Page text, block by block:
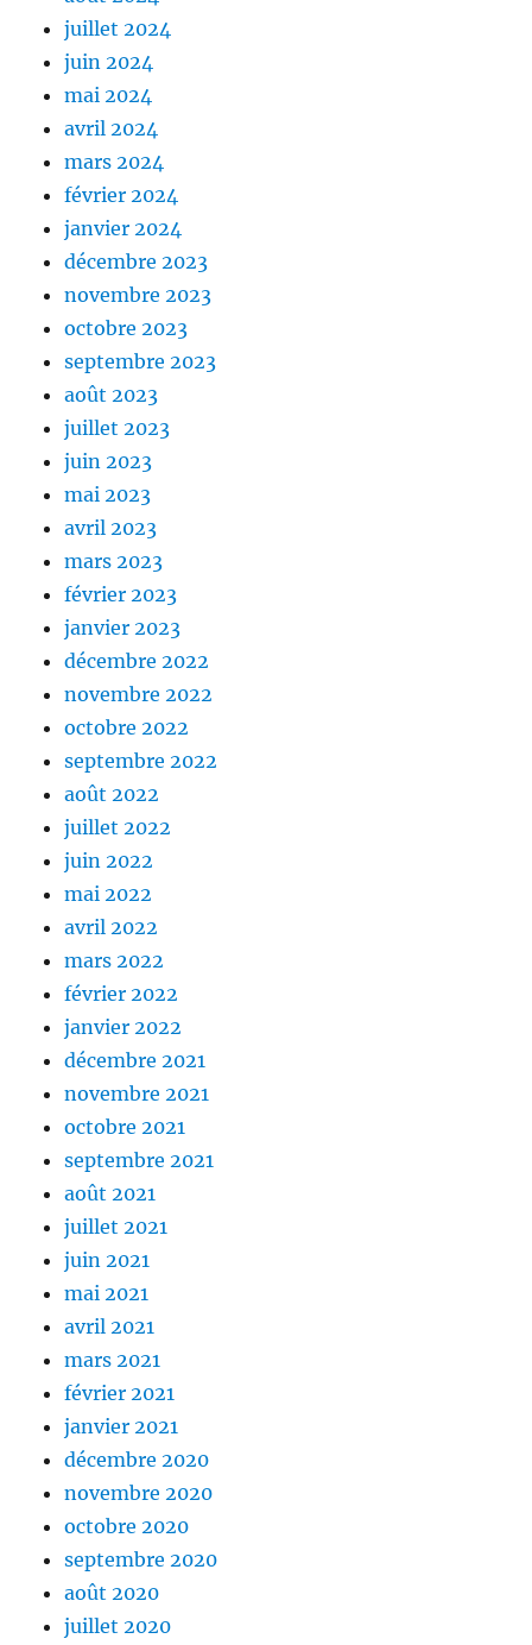
juillet 2024
juin 2024
mai 2024
avril 2024
mars 2024
février 2024
janvier 2024
décembre 2023
novembre 2023
octobre 2023
septembre 2023
août 2023
juillet 2023
juin 2023
mai 2023
avril 2023
mars 2023
février 2023
janvier 2023
décembre 2022
novembre 2022
octobre 2022
septembre 2022
août 2022
juillet 2022
juin 2022
mai 2022
avril 2022
mars 2022
février 2022
janvier 2022
décembre 2021
novembre 2021
octobre 2021
septembre 2021
août 2021
juillet 2021
juin 2021
mai 2021
avril 2021
mars 2021
février 2021
janvier 2021
décembre 2020
novembre 2020
octobre 2020
septembre 2020
août 2020
juillet 2020